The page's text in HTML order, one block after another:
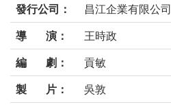
發行公司：
昌江企業有限公司
導 演：
王時政
編 劇：
貢敏
製 片：
吳敦